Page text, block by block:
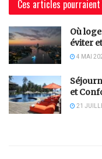
Ces articles pourraient
Où
éviter
4 MAI
et
21